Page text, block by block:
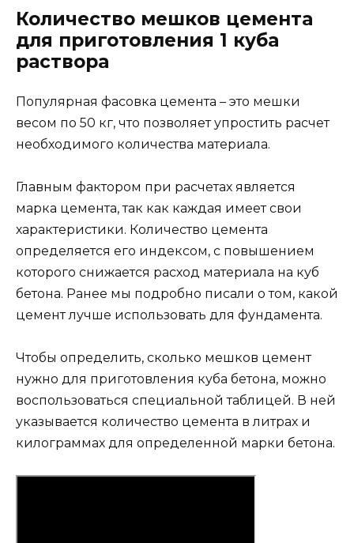
Количество мешков цемента
для приготовления 1 куба
раствора
Популярная фасовка цемента – это мешки
весом по 50 кг, что позволяет упростить расчет
необходимого количества материала.
Главным фактором при расчетах является
марка цемента, так как каждая имеет свои
характеристики. Количество цемента
определяется его индексом, с повышением
которого снижается расход материала на куб
бетона. Ранее мы подробно писали о том, какой
цемент лучше использовать для фундамента.
Чтобы определить, сколько мешков цемент
нужно для приготовления куба бетона, можно
воспользоваться специальной таблицей. В ней
указывается количество цемента в литрах и
килограммах для определенной марки бетона.